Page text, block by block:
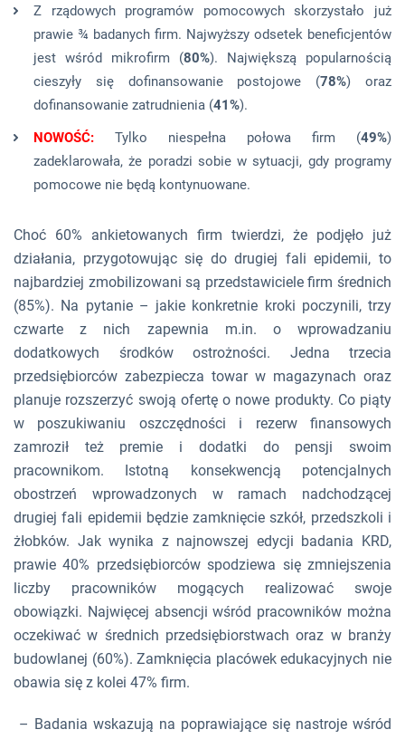
Z rządowych programów pomocowych skorzystało już
prawie ¾ badanych firm. Najwyższy odsetek beneficjentów
jest wśród mikrofirm (80%). Największą popularnością
cieszyły się dofinansowanie postojowe (78%) oraz
dofinansowanie zatrudnienia (41%).
NOWOŚĆ:
Tylko niespełna połowa firm (49%)
zadeklarowała, że poradzi sobie w sytuacji, gdy programy
pomocowe nie będą kontynuowane.
Choć 60% ankietowanych firm twierdzi, że podjęło już
działania, przygotowując się do drugiej fali epidemii, to
najbardziej zmobilizowani są przedstawiciele firm średnich
(85%). Na pytanie – jakie konkretnie kroki poczynili, trzy
czwarte z nich zapewnia m.in. o wprowadzaniu
dodatkowych środków ostrożności. Jedna trzecia
przedsiębiorców zabezpiecza towar w magazynach oraz
planuje rozszerzyć swoją ofertę o nowe produkty. Co piąty
w poszukiwaniu oszczędności i rezerw finansowych
zamroził też premie i dodatki do pensji swoim
pracownikom. Istotną konsekwencją potencjalnych
obostrzeń wprowadzonych w ramach nadchodzącej
drugiej fali epidemii będzie zamknięcie szkół, przedszkoli i
żłobków. Jak wynika z najnowszej edycji badania KRD,
prawie 40% przedsiębiorców spodziewa się zmniejszenia
liczby pracowników mogących realizować swoje
obowiązki. Najwięcej absencji wśród pracowników można
oczekiwać w średnich przedsiębiorstwach oraz w branży
budowlanej (60%). Zamknięcia placówek edukacyjnych nie
obawia się z kolei 47% firm.
– Badania wskazują na poprawiające się nastroje wśród